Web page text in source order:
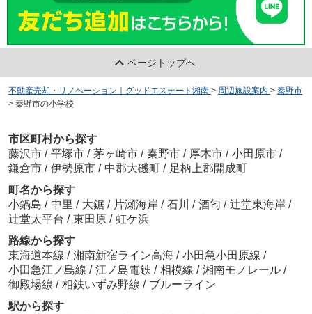
ページトップへ
不動産売却・リノベーション｜グッドエステート湘南 > 周辺施設案内 > 秦野市
> 秦野市の小学校
市区町村から探す
藤沢市 / 平塚市 / 茅ヶ崎市 / 秦野市 / 厚木市 / 小田原市 /
鎌倉市 / 伊勢原市 / 中郡大磯町 / 足柄上郡開成町
町名から探す
小鍋島 / 中里 / 大鋸 / 片瀬海岸 / 石川 / 酒匂 / 辻堂東海岸 /
辻堂太平台 / 東田原 / 虹ケ浜
路線から探す
東海道本線 / 湘南新宿ライン高海 / 小田急小田原線 /
小田急江ノ島線 / 江ノ島電鉄 / 相模線 / 湘南モノレール /
御殿場線 / 相鉄いずみ野線 / ブルーライン
駅から探す